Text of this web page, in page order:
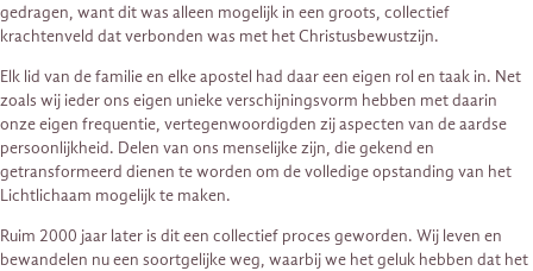
gedragen, want dit was alleen mogelijk in een groots, collectief
krachtenveld dat verbonden was met het Christusbewustzijn.
Elk lid van de familie en elke apostel had daar een eigen rol en taak in. Net
zoals wij ieder ons eigen unieke verschijningsvorm hebben met daarin
onze eigen frequentie, vertegenwoordigden zij aspecten van de aardse
persoonlijkheid. Delen van ons menselijke zijn, die gekend en
getransformeerd dienen te worden om de volledige opstanding van het
Lichtlichaam mogelijk te maken.
Ruim 2000 jaar later is dit een collectief proces geworden. Wij leven en
bewandelen nu een soortgelijke weg, waarbij we het geluk hebben dat het